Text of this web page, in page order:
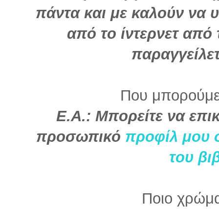
πάντα και με καλούν να
από το ίντερνετ από
Που
Ε.Α.: Μπορείτε να
προσωπικό προφίλ μου
του
Ποιο χρώμα